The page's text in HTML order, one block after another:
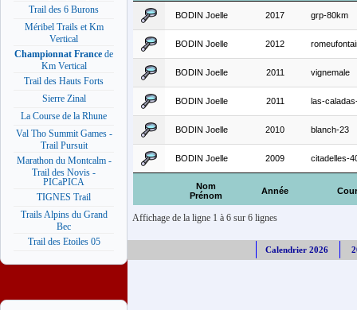
Trail des 6 Burons
Méribel Trails et Km
Vertical
Championnat France de
Km Vertical
Trail des Hauts Forts
Sierre Zinal
La Course de la Rhune
Val Tho Summit Games -
Trail Pursuit
Marathon du Montcalm -
Trail des Novis -
PICaPICA
TIGNES Trail
Trails Alpins du Grand
Bec
Trail des Etoiles 05
Nom
Prénom
Année
BODIN Joelle 2017 grp-80km
BODIN Joelle 2012
BODIN Joelle 2011 vignemale
BODIN Joelle 2011 las-
BODIN Joelle 2010 blanch-23
BODIN Joelle 2009 citadelles-
Affichage de la ligne 1 à 6 sur 6 lignes
Calendrier 2026